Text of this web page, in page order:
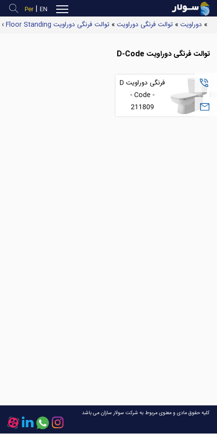
Per | EN
» دوراویت» توالت فرنگی دوراویت» توالت فرنگی دوراویت Floor Standing
توالت فرنگی دوراویت D-Code
فرنگی دوراویت D
- Code -
211809
کلیه حقوق مادی و معنوی مربوط به شرکت سولار سازان می باشد